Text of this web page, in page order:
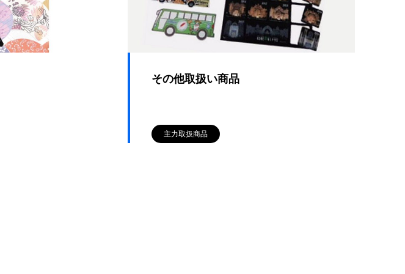
その他取扱い商品
主力取扱商品